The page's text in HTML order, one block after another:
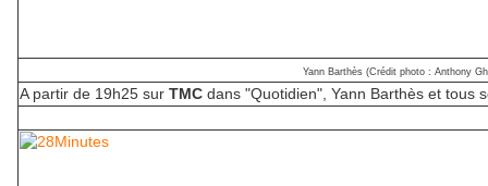
Yann Barthès (Crédit photo : Anthony
A partir de 19h25 sur TMC dans "Quotidien", Yann Barthès et tous